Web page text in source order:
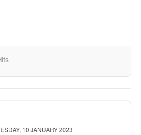
10 JANUARY 2023